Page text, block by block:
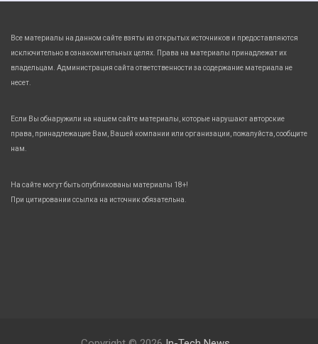
Все материалы на данном сайте взяты из открытых источников и предоставляются
исключительно в ознакомительных целях. Права на материалы принадлежат их
владельцам. Администрация сайта ответственности за содержание материала не
несет.
Если Вы обнаружили на нашем сайте материалы, которые нарушают авторские
права, принадлежащие Вам, Вашей компании или организации, пожалуйста, сообщите
нам.
На сайте могут быть опубликованы материалы 18+!
При цитировании ссылка на источник обязательна.